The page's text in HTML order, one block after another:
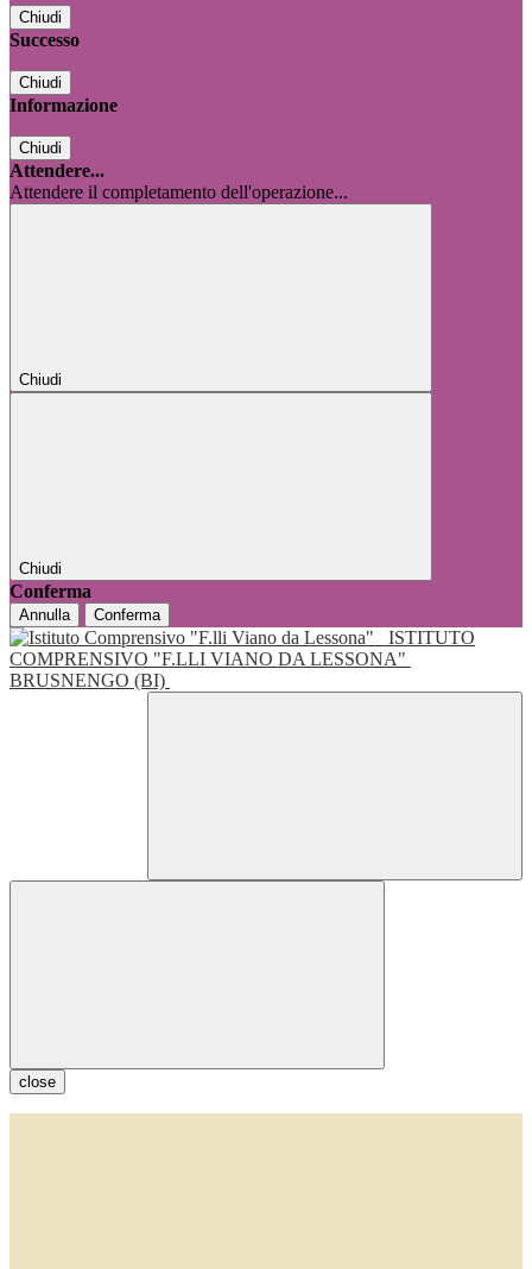
Chiudi
Successo
Chiudi
Informazione
Chiudi
Attendere...
Attendere il completamento dell'operazione...
Chiudi
Chiudi
Conferma
Annulla Conferma
ISTITUTO
COMPRENSIVO "F.LLI VIANO DA LESSONA"
BRUSNENGO (BI)
close